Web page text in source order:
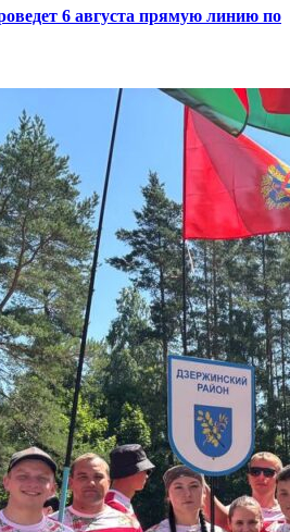
6 августа прямую линию по